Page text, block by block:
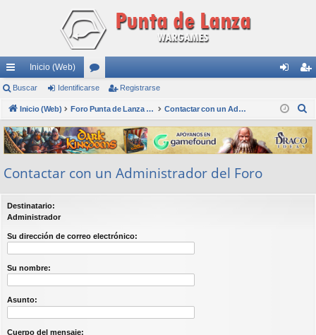
nl
ac
es
rá
pi
do
s
Inicio (Web)
or
os nti
fic
ar
ist
ra
rs
Buscar Identificarse Registrarse
Inicio (Web) Foro Punta de Lanza Wargames Contactar con un Administrador del Foro
s
c
Contactar con un Administrador del Foro
Destinatario:
Administrador
Su dirección de correo electrónico:
Su nombre:
Asunto:
Cuerpo del mensaje: